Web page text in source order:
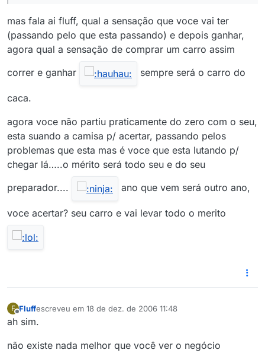
mas fala ai fluff, qual a sensação que voce vai ter
(passando pelo que esta passando) e depois ganhar,
agora qual a sensação de comprar um carro assim
correr e ganhar
sempre será o carro do
caca.
agora voce não partiu praticamente do zero com o seu,
esta suando a camisa p/ acertar, passando pelos
problemas que esta mas é voce que esta lutando p/
chegar lá…..o mérito será todo seu e do seu
preparador....
ano que vem será outro ano,
voce acertar? seu carro e vai levar todo o merito
F
Offline
Fluffescreveu em 18 de dez. de 2006 11:48
última edição por
ah sim.
não existe nada melhor que você ver o negócio